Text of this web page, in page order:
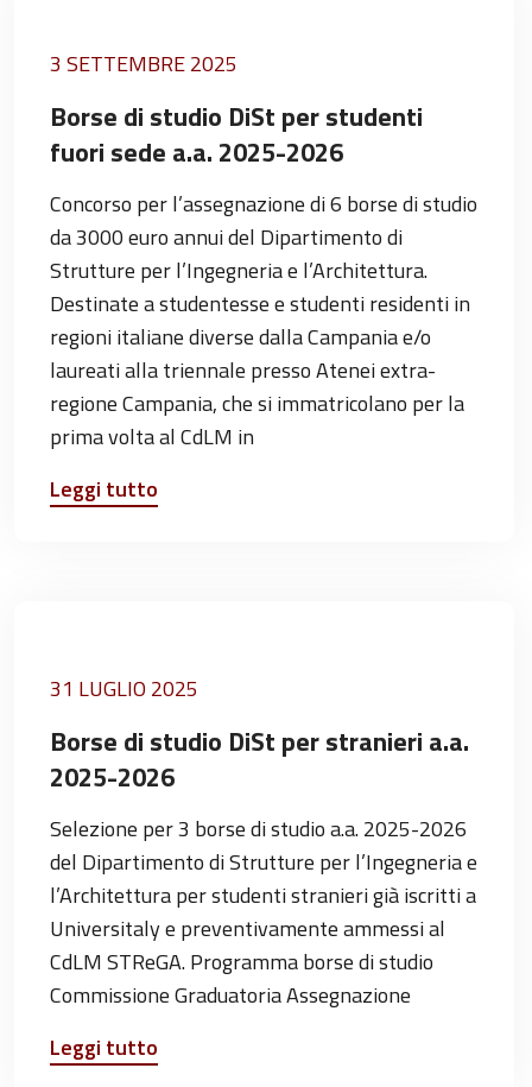
3 SETTEMBRE 2025
Borse di studio DiSt per studenti
fuori sede a.a. 2025-2026
Concorso per l’assegnazione di 6 borse di studio
da 3000 euro annui del Dipartimento di
Strutture per l’Ingegneria e l’Architettura.
Destinate a studentesse e studenti residenti in
regioni italiane diverse dalla Campania e/o
laureati alla triennale presso Atenei extra-
regione Campania, che si immatricolano per la
prima volta al CdLM in
Leggi tutto
31 LUGLIO 2025
Borse di studio DiSt per stranieri a.a.
2025-2026
Selezione per 3 borse di studio a.a. 2025-2026
del Dipartimento di Strutture per l’Ingegneria e
l’Architettura per studenti stranieri già iscritti a
Universitaly e preventivamente ammessi al
CdLM STReGA. Programma borse di studio
Commissione Graduatoria Assegnazione
Leggi tutto